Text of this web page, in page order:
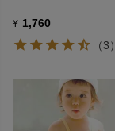
¥ 1,760
（3）